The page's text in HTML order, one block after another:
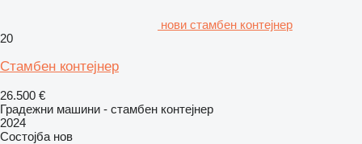
нови стамбен контејнер
20
Стамбен контејнер
26.500 €
Градежни машини - стамбен контејнер
2024
Состојба нов